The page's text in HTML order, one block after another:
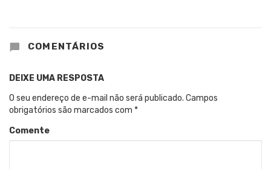
COMENTÁRIOS
DEIXE UMA RESPOSTA
O seu endereço de e-mail não será publicado. Campos
obrigatórios são marcados com *
Comente